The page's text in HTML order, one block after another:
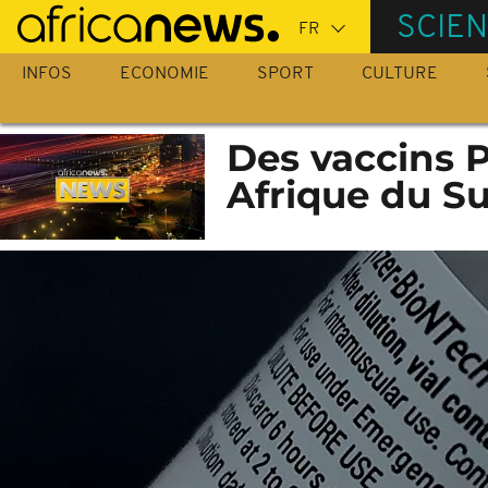
Passer
au
contenu
INFOS ECONOMIE SPORT CULTURE
Des vaccins
Afrique du